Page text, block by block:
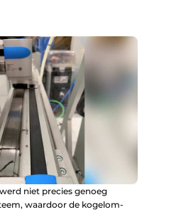
niet precies genoeg
waardoor de kogelom­